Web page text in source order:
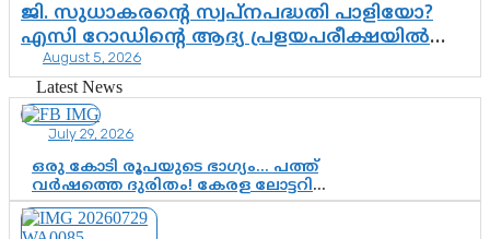
ജി. സുധാകരന്റെ സ്വപ്നപദ്ധതി പാളിയോ?
എസി റോഡിന്റെ ആദ്യ പ്രളയപരീക്ഷയിൽ
ഉയരുന്നത് ഗുരുതര ചോദ്യങ്ങൾ
August 5, 2026
Latest News
July 29, 2026
ഒരു കോടി രൂപയുടെ ഭാഗ്യം… പത്ത്
വർഷത്തെ ദുരിതം! കേരള ലോട്ടറി
സംവിധാനത്തെ ചോദ്യം ചെയ്ത്
കോയയുടെ പോരാട്ടം